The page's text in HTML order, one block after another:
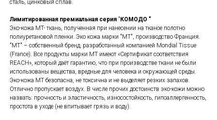
сталь, цинковый сплав.
Лимитированная премиальная серия " КОМОДО "
Эко-кожа MT- ткань, полученная при нанесении на тканое полотно
полиуретановой пленки. Эко кожа марки "MT", производство Франция.
"МТ" – собственный бренд, разработанный компанией Mondial Tissue
(France). Все продукты марки MT имеют «Сертификат соответствия
REACH», который даёт гарантию, что при производстве ткани не были
использованы вещества, вредные для человека и окружающей среды.
Эко-кожа MT безопасна, не токсична и не выделяет резких запахов.
Отлично пропускает воздух. В числе прочих достоинств эко-кожи можно
назвать: прочность и эластичность, износостойкость, гипоаллергенность,
простота в уходе (не впитывает грязь и воду).